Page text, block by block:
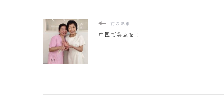
前の記事
中国で美点を！